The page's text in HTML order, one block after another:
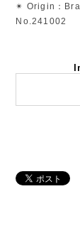
✴︎ Origin：
No.241002